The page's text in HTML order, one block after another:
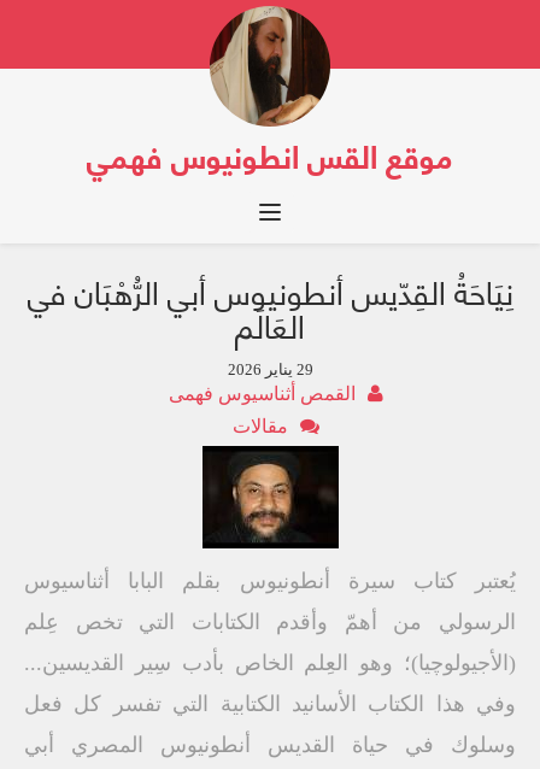
موقع القس انطونيوس فهمي
Toggle navigation
نِيَاحَةُ القِدّيس أنطونيوس أبي الرُّهْبَان في
العَالَم
29 يناير 2026
القمص أثناسيوس فهمى
مقالات
يُعتبر كتاب سيرة أنطونيوس بقلم البابا أثناسيوس
الرسولي من أهمّ وأقدم الكتابات التي تخص عِلم
(الأجيولوچيا)؛ وهو العِلم الخاص بأدب سِير القديسين...
وفي هذا الكتاب الأسانيد الكتابية التي تفسر كل فعل
وسلوك في حياة القديس أنطونيوس المصري أبي